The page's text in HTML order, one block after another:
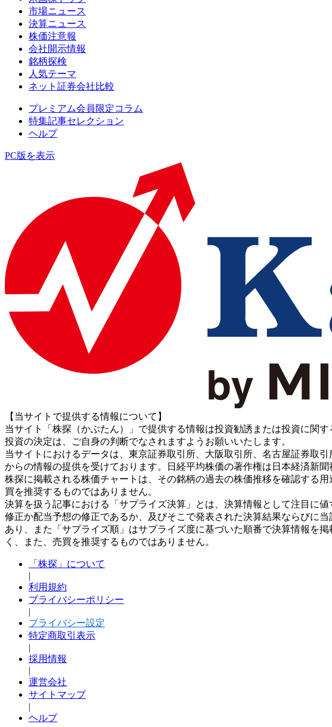
市場ニュース
決算ニュース
株価注意報
会社開示情報
銘柄探検
人気テーマ
ネット証券会社比較
プレミアム会員限定コラム
特集記事セレクション
ヘルプ
PC版を表示
【当サイトで提供する情報について】
当サイト「株探（かぶたん）」で提供する情報は投資勧誘または投資に関
投資の決定は、ご自身の判断でなされますようお願いいたします。
当サイトにおけるデータは、東京証券取引所、大阪取引所、名古屋証券取引
からの情報の提供を受けております。日経平均株価の著作権は日本経済新聞
株探に掲載される株価チャートは、その銘柄の過去の株価推移を確認する
買を推奨するものではありません。
決算を扱う記事における「サプライズ決算」とは、決算情報として注目に
修正か配当予想の修正であるか、及びそこで発表された決算結果ならびに
あり、また「サプライズ順」はサプライズ度に基づいた順番で決算情報を
く、また、売買を推奨するものではありません。
「株探」について
|
利用規約
プライバシーポリシー
|
プライバシー設定
特定商取引表示
|
採用情報
|
運営会社
サイトマップ
|
ヘルプ